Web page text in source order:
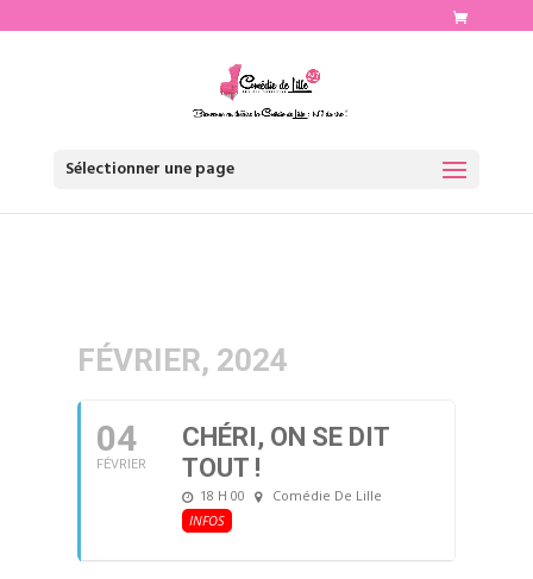
Sélectionner une page
FÉVRIER, 2024
04
FÉVRIER
CHÉRI, ON SE DIT
TOUT !
18 H 00
Comédie De Lille
INFOS